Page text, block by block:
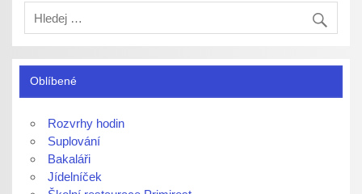
Oblíbené
Rozvrhy hodin
Suplování
Bakaláři
Jídelníček